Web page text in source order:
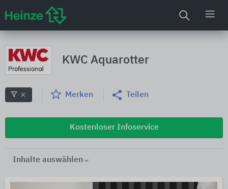
KWC Aquarotter
Merken Teilen
Kostenloser Infoservice
Inhalte auswählen